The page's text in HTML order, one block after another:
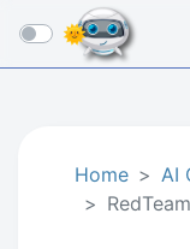
☰
Home
AI
RedTeam